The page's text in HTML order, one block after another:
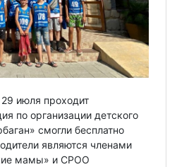
июля проходит
по организации детского
смогли бесплатно
являются членами
мамы» и СРОО